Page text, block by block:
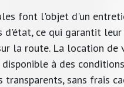
font l'objet d'un
d'état, ce qui garantit
la route. La location de
à des
transparents, sans frais